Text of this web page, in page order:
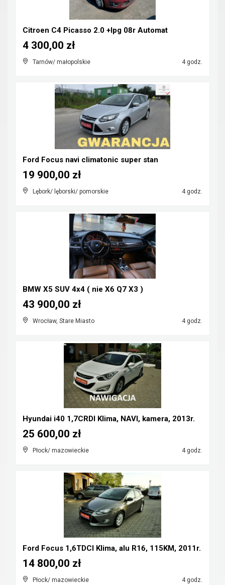
Citroen C4 Picasso 2.0 +lpg 08r Automat
Tarnów/ małopolskie 4 godz.
4 300,00 zł
Ford Focus navi climatonic super stan
Lębork/ lęborski/ pomorskie 4 godz.
19 900,00 zł
BMW X5 SUV 4x4 ( nie X6 Q7 X3 )
Wrocław, Stare Miasto 4 godz.
43 900,00 zł
Hyundai i40 1,7CRDI Klima, NAVI, kamera, 2013r.
Płock/ mazowieckie 4 godz.
25 600,00 zł
Ford Focus 1,6TDCI Klima, alu R16, 115KM, 2011r.
Płock/ mazowieckie 4 godz.
14 800,00 zł